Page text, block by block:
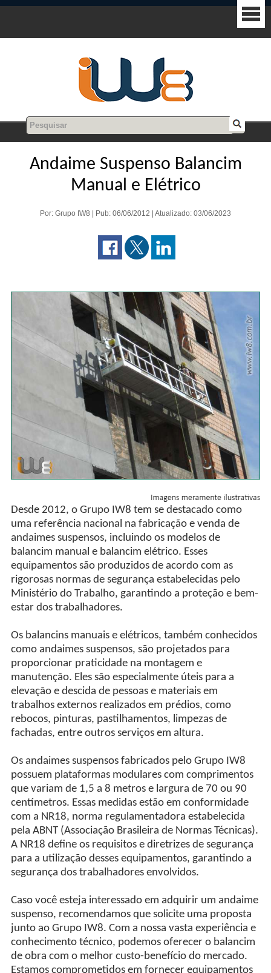
Andaime Suspenso Balancim
Manual e Elétrico
Por: Grupo IW8 | Pub: 06/06/2012 | Atualizado: 03/06/2023
Desde 2012, o Grupo IW8 tem se destacado como
uma referência nacional na fabricação e venda de
andaimes suspensos, incluindo os modelos de
balancim manual e balancim elétrico. Esses
equipamentos são produzidos de acordo com as
rigorosas normas de segurança estabelecidas pelo
Ministério do Trabalho, garantindo a proteção e bem-
estar dos trabalhadores.
Os balancins manuais e elétricos, também conhecidos
como andaimes suspensos, são projetados para
proporcionar praticidade na montagem e
manutenção. Eles são especialmente úteis para a
elevação e descida de pessoas e materiais em
trabalhos externos realizados em prédios, como
rebocos, pinturas, pastilhamentos, limpezas de
fachadas, entre outros serviços em altura.
Os andaimes suspensos fabricados pelo Grupo IW8
possuem plataformas modulares com comprimentos
que variam de 1,5 a 8 metros e largura de 70 ou 90
centímetros. Essas medidas estão em conformidade
com a NR18, norma regulamentadora estabelecida
pela ABNT (Associação Brasileira de Normas Técnicas).
A NR18 define os requisitos e diretrizes de segurança
para a utilização desses equipamentos, garantindo a
segurança dos trabalhadores envolvidos.
Caso você esteja interessado em adquirir um andaime
suspenso, recomendamos que solicite uma proposta
junto ao Grupo IW8. Com a nossa vasta experiência e
conhecimento técnico, podemos oferecer o balancim
de obra com o melhor custo-benefício do mercado.
Estamos comprometidos em fornecer equipamentos